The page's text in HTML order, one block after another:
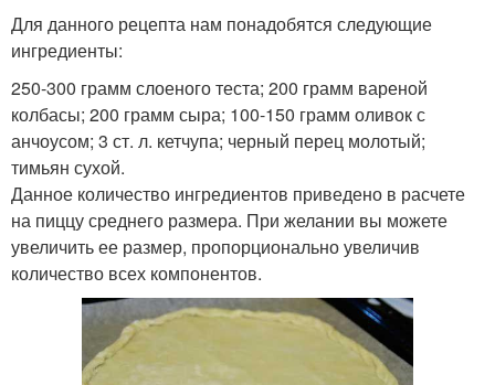
Для данного рецепта нам понадобятся следующие
ингредиенты:
250-300 грамм слоеного теста; 200 грамм вареной
колбасы; 200 грамм сыра; 100-150 грамм оливок с
анчоусом; 3 ст. л. кетчупа; черный перец молотый;
тимьян сухой.
Данное количество ингредиентов приведено в расчете
на пиццу среднего размера. При желании вы можете
увеличить ее размер, пропорционально увеличив
количество всех компонентов.